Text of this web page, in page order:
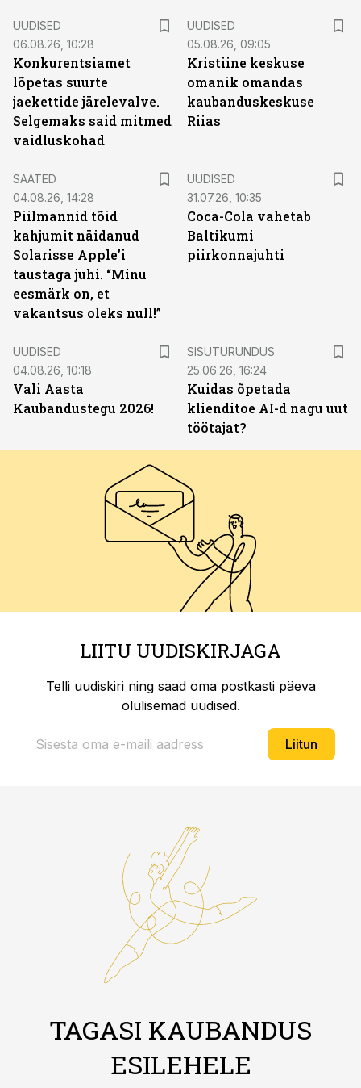
UUDISED
06.08.26, 10:28
Konkurentsiamet
lõpetas suurte
jaekettide järelevalve.
Selgemaks said mitmed
vaidluskohad
UUDISED
05.08.26, 09:05
Kristiine keskuse
omanik omandas
kaubanduskeskuse
Riias
SAATED
04.08.26, 14:28
Piilmannid tõid
kahjumit näidanud
Solarisse Apple’i
taustaga juhi. “Minu
eesmärk on, et
vakantsus oleks null!”
UUDISED
31.07.26, 10:35
Coca-Cola vahetab
Baltikumi
piirkonnajuhti
UUDISED
04.08.26, 10:18
Vali Aasta
Kaubandustegu 2026!
SISUTURUNDUS
25.06.26, 16:24
Kuidas õpetada
klienditoe AI-d nagu uut
töötajat?
LIITU UUDISKIRJAGA
Telli uudiskiri ning saad oma postkasti päeva
olulisemad uudised.
Liitun
TAGASI KAUBANDUS
ESILEHELE